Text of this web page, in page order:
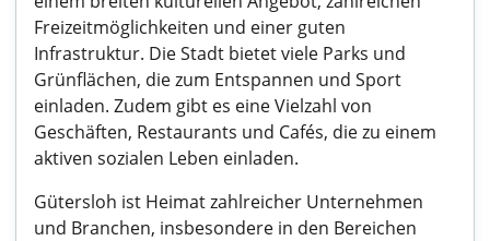
Freizeitmöglichkeiten und einer guten
Infrastruktur. Die Stadt bietet viele Parks und
Grünflächen, die zum Entspannen und Sport
einladen. Zudem gibt es eine Vielzahl von
Geschäften, Restaurants und Cafés, die zu einem
aktiven sozialen Leben einladen.
Gütersloh ist Heimat zahlreicher Unternehmen
und Branchen, insbesondere in den Bereichen